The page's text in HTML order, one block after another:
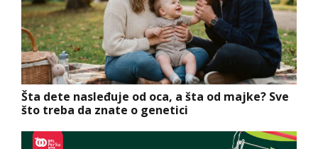
Šta dete nasleđuje od oca, a šta od majke? Sve
što treba da znate o genetici